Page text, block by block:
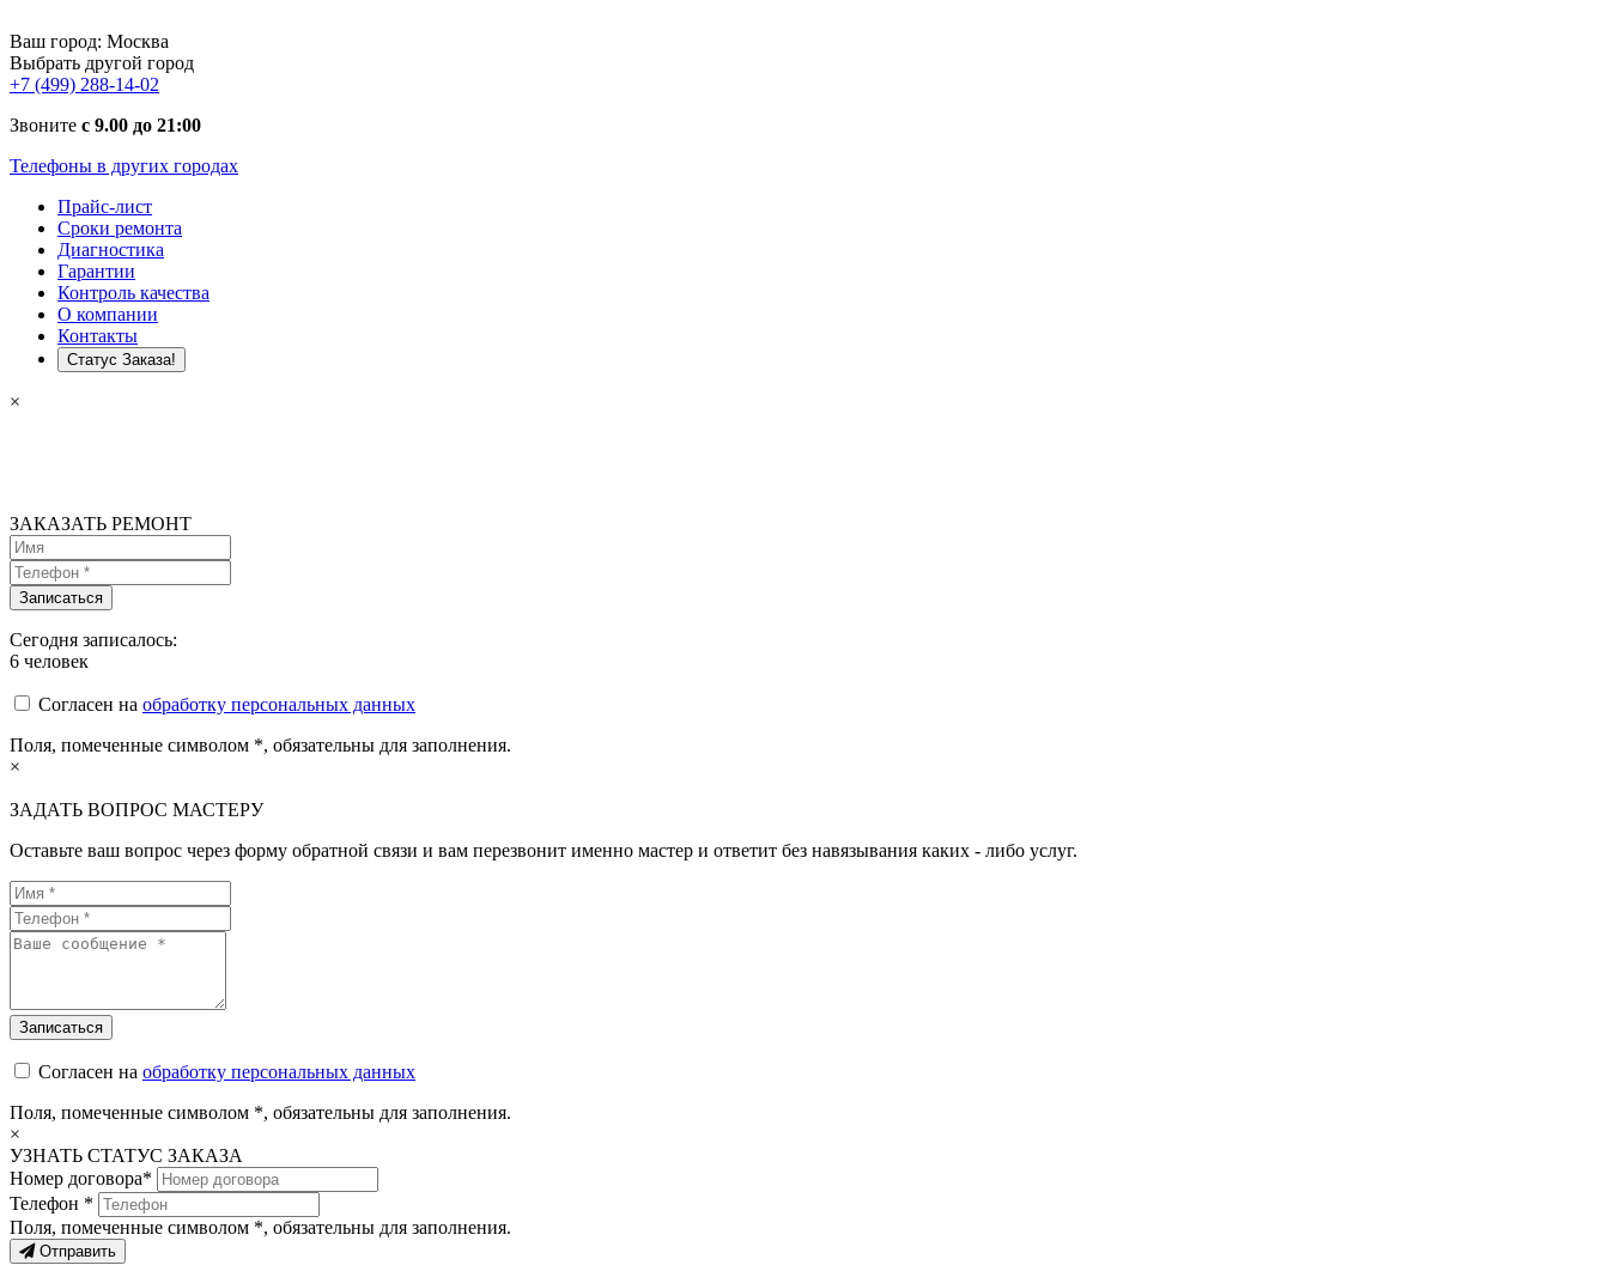
Ваш город: Москва
Выбрать другой город
+7 (499) 288-14-02
Звоните с 9.00 до 21:00
Телефоны в других городах
Прайс-лист
Сроки ремонта
Диагностика
Гарантии
Контроль качества
О компании
Контакты
Статус Заказа!
×
ЗАКАЗАТЬ РЕМОНТ
Сегодня записалось:
6 человек
Согласен на обработку персональных данных
Поля, помеченные символом *, обязательны для заполнения.
×
ЗАДАТЬ ВОПРОС МАСТЕРУ
Оставьте ваш вопрос через форму обратной связи и вам перезвонит именно мастер и ответит без навязывания каких - либо услуг.
Согласен на обработку персональных данных
Поля, помеченные символом *, обязательны для заполнения.
×
УЗНАТЬ СТАТУС ЗАКАЗА
Номер договора*
Телефон *
Поля, помеченные символом *, обязательны для заполнения.
Отправить